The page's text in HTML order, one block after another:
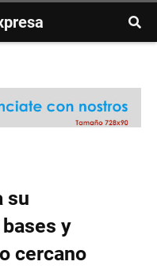
su
y
cercano